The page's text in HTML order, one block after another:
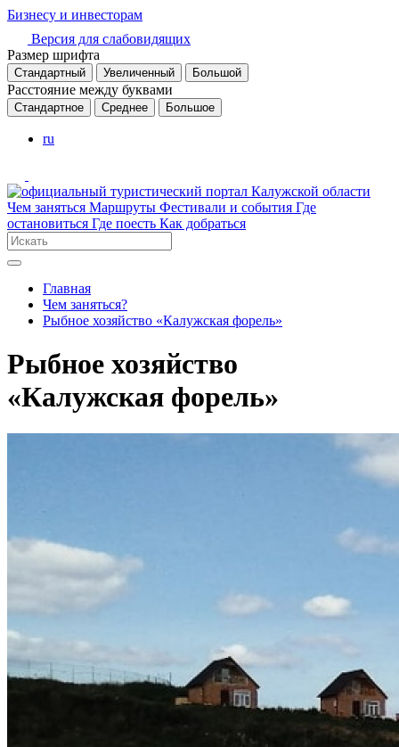
Бизнесу и инвесторам
Версия для слабовидящих
Размер шрифта
Стандартный Увеличенный Большой
Расстояние между буквами
Стандартное Среднее Большое
ru
Чем заняться Маршруты Фестивали и события Где
остановиться Где поесть Как добраться
Главная
Чем заняться?
Рыбное хозяйство «Калужская форель»
Рыбное хозяйство
«Калужская форель»